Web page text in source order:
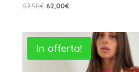
89,90€ Il
era:
89,90€.
62,00€Il
è:
62,00€.
In offerta!